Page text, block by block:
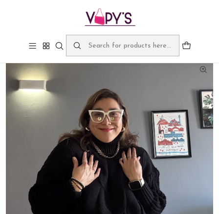
Bienvenidos a Vapy's, despachos gratis sobre $60.000